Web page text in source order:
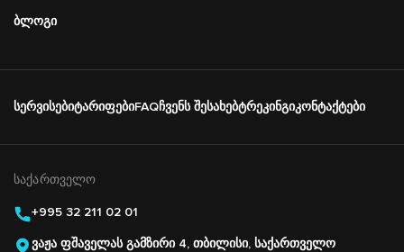
Подвал
навигация
სერვისებიტარიფებიFAQჩვენს შესახებტრეკინგიკონტაქტები
ბლოგი
ᲡᲐᲥᲐᲠᲗᲕᲔᲚᲝ
+995 32 211 02 01
ვაჟა ფშაველას გამზირი 4, თბილისი, საქართველო